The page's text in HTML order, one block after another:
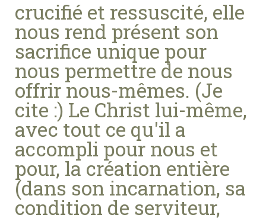
crucifié et ressuscité, elle
nous rend présent son
sacrifice unique pour
nous permettre de nous
offrir nous-mêmes. (Je
cite :) Le Christ lui-même,
avec tout ce qu'il a
accompli pour nous et
pour, la création entière
(dans son incarnation, sa
condition de serviteur,